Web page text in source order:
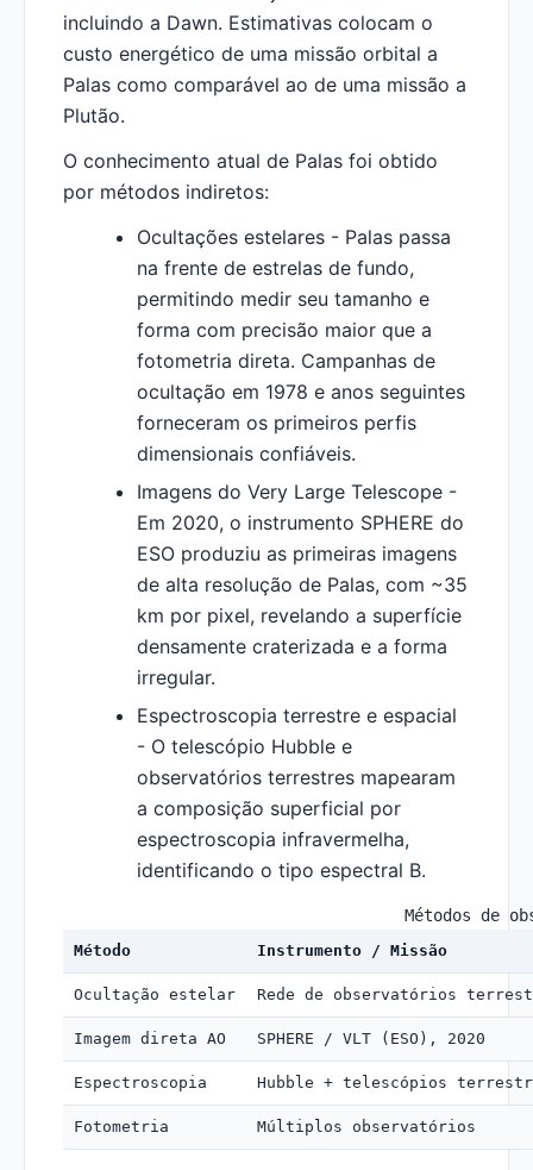
incluindo a Dawn. Estimativas colocam o
custo energético de uma missão orbital a
Palas como comparável ao de uma missão a
Plutão.
O conhecimento atual de Palas foi obtido
por métodos indiretos:
Ocultações estelares - Palas passa
na frente de estrelas de fundo,
permitindo medir seu tamanho e
forma com precisão maior que a
fotometria direta. Campanhas de
ocultação em 1978 e anos seguintes
forneceram os primeiros perfis
dimensionais confiáveis.
Imagens do Very Large Telescope -
Em 2020, o instrumento SPHERE do
ESO produziu as primeiras imagens
de alta resolução de Palas, com ~35
km por pixel, revelando a superfície
densamente craterizada e a forma
irregular.
Espectroscopia terrestre e espacial
- O telescópio Hubble e
observatórios terrestres mapearam
a composição superficial por
espectroscopia infravermelha,
identificando o tipo espectral B.
Métodos de
Método Instrumento / Missão
Ocultação estelar Rede de observatórios
Imagem direta AO SPHERE / VLT (ESO), 2020
Espectroscopia Hubble + telescópios
Fotometria Múltiplos observatórios